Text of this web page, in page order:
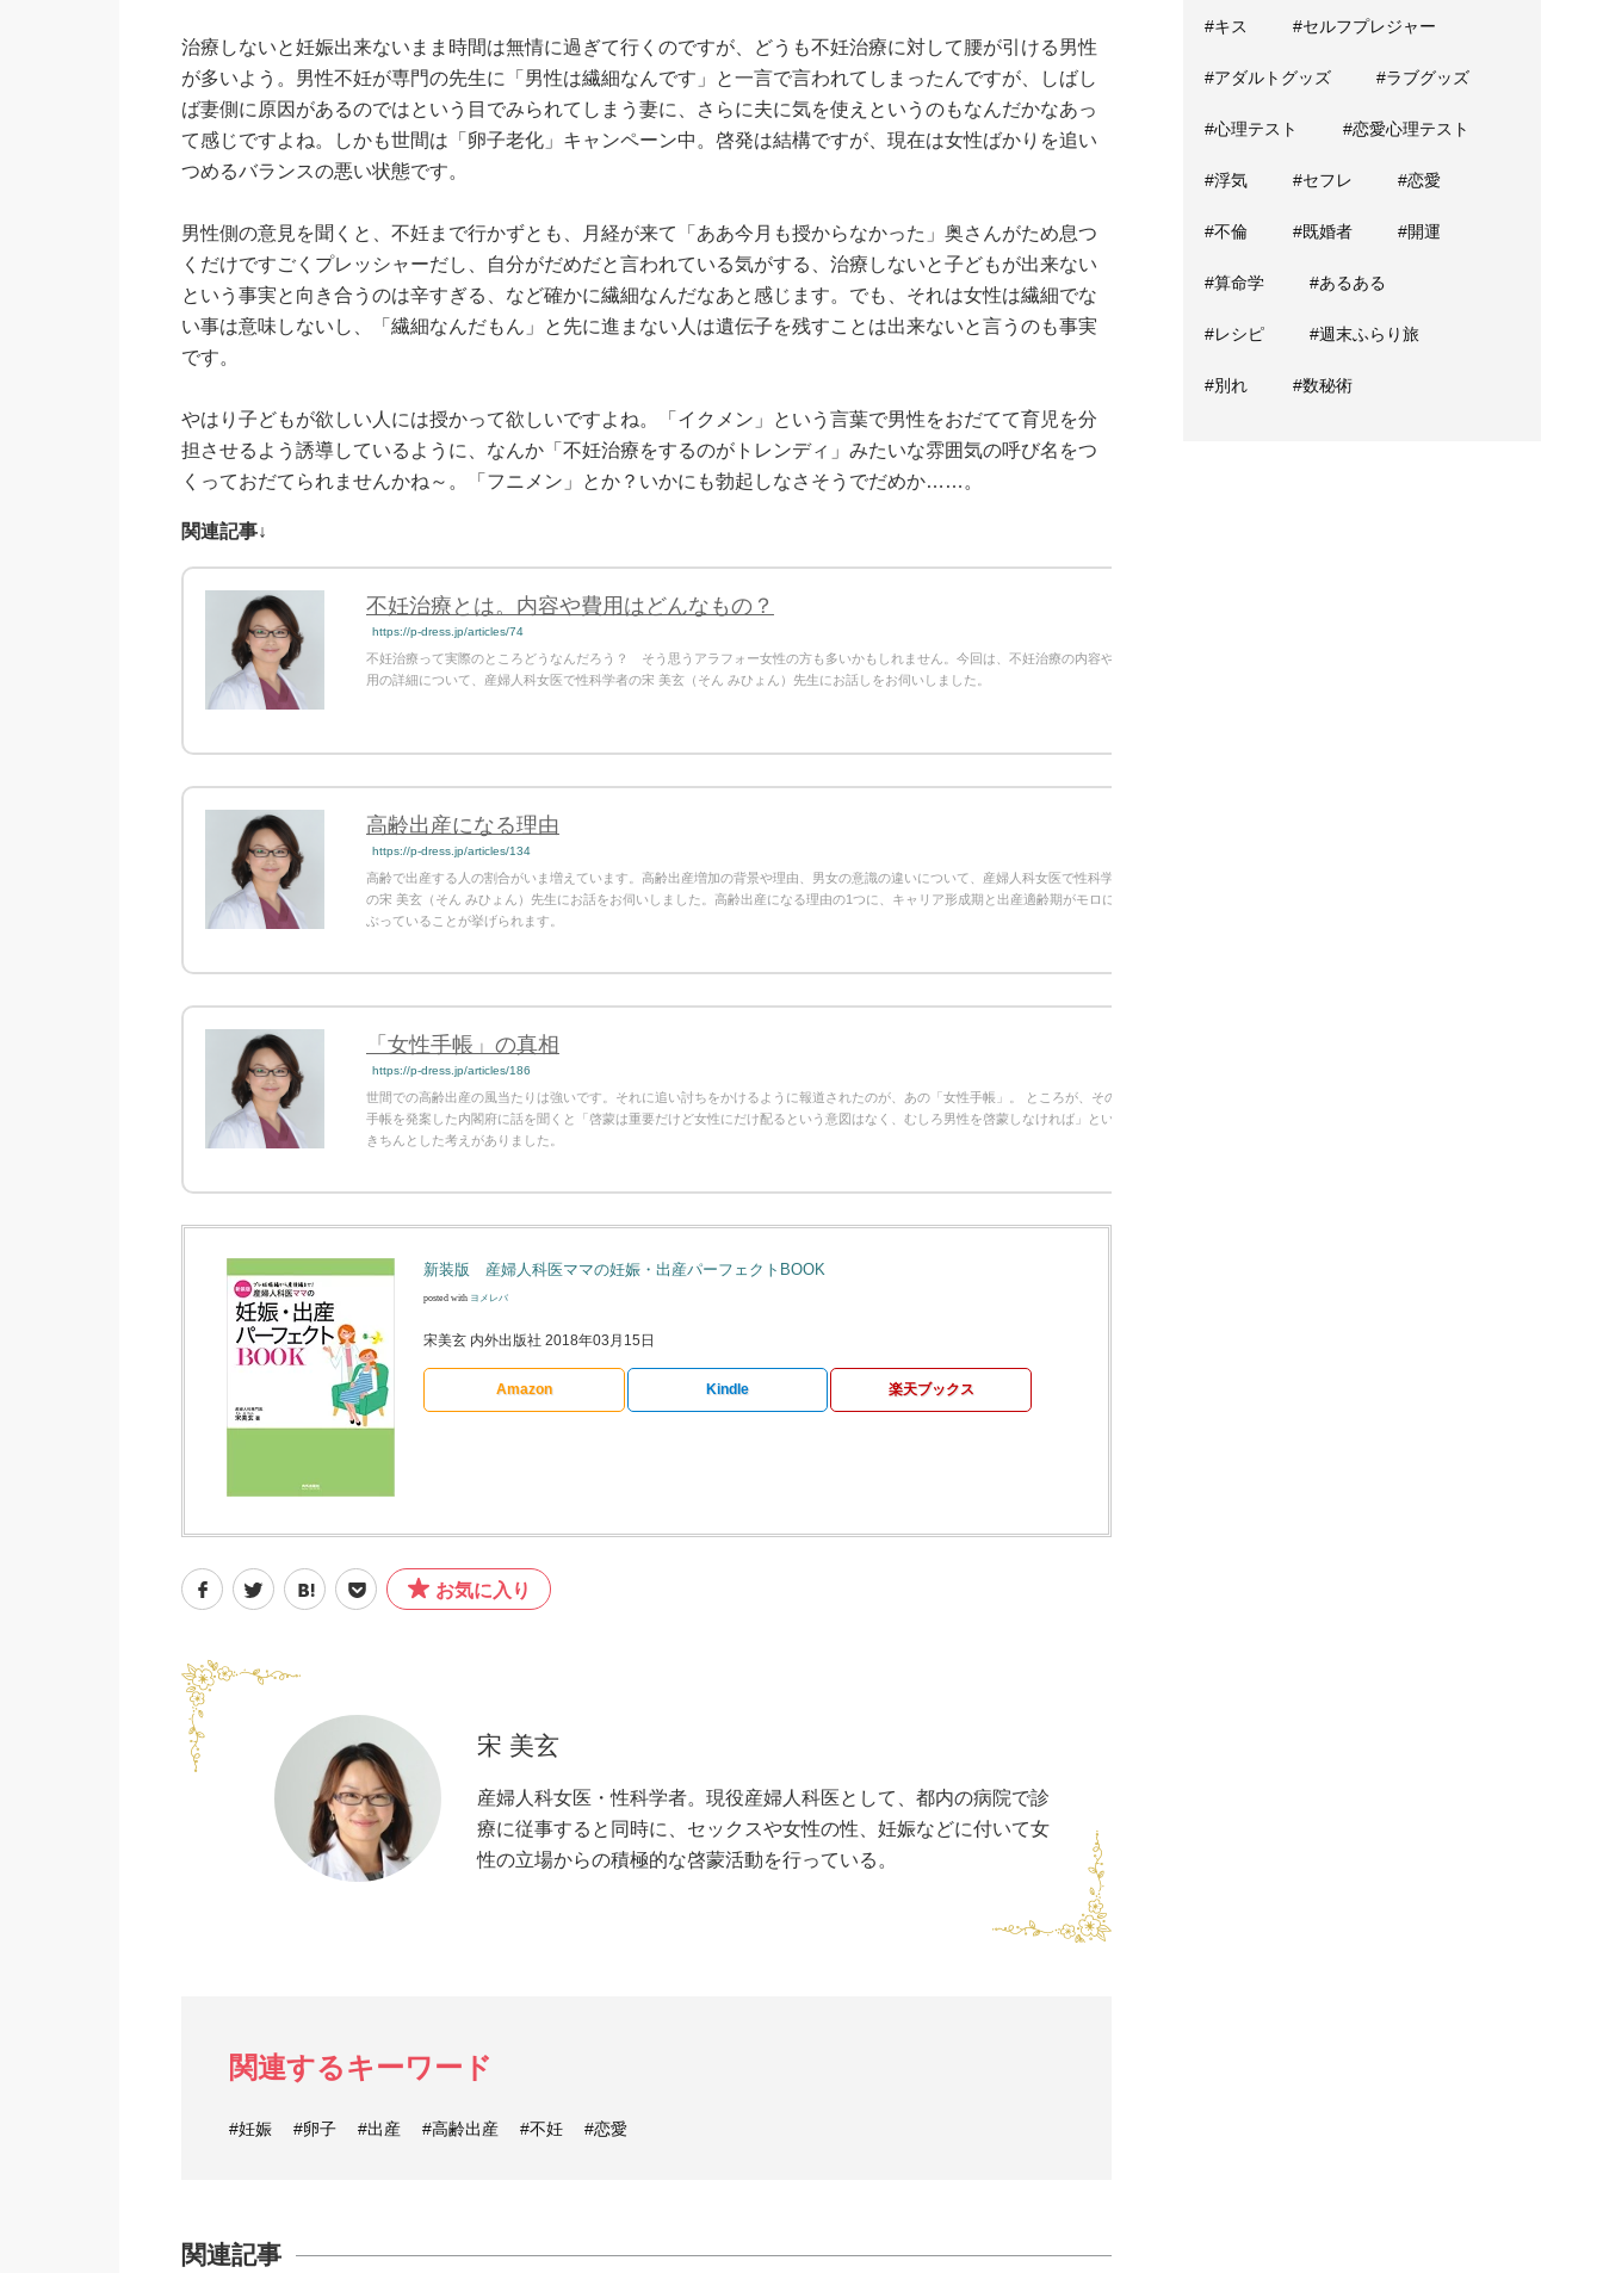
治療しないと妊娠出来ないまま時間は無情に過ぎて行くのですが、どうも不妊治療に対して腰が引ける男性
が多いよう。男性不妊が専門の先生に「男性は繊細なんです」と一言で言われてしまったんですが、しばし
ば妻側に原因があるのではという目でみられてしまう妻に、さらに夫に気を使えというのもなんだかなあっ
て感じですよね。しかも世間は「卵子老化」キャンペーン中。啓発は結構ですが、現在は女性ばかりを追い
つめるバランスの悪い状態です。
男性側の意見を聞くと、不妊まで行かずとも、月経が来て「ああ今月も授からなかった」奥さんがため息つ
くだけですごくプレッシャーだし、自分がだめだと言われている気がする、治療しないと子どもが出来ない
という事実と向き合うのは辛すぎる、など確かに繊細なんだなあと感じます。でも、それは女性は繊細でな
い事は意味しないし、「繊細なんだもん」と先に進まない人は遺伝子を残すことは出来ないと言うのも事実
です。
やはり子どもが欲しい人には授かって欲しいですよね。「イクメン」という言葉で男性をおだてて育児を分
担させるよう誘導しているように、なんか「不妊治療をするのがトレンディ」みたいな雰囲気の呼び名をつ
くっておだてられませんかね～。「フニメン」とか？いかにも勃起しなさそうでだめか……。
関連記事↓
不妊治療とは。内容や費用はどんなもの？
https://p-dress.jp/articles/74
不妊治療って実際のところどうなんだろう？ そう思うアラフォー女性の方も多いかもしれません。今回は、不妊治療の内容や費
用の詳細について、産婦人科女医で性科学者の宋 美玄（そん みひょん）先生にお話しをお伺いしました。
高齢出産になる理由
https://p-dress.jp/articles/134
高齢で出産する人の割合がいま増えています。高齢出産増加の背景や理由、男女の意識の違いについて、産婦人科女医で性科学者
の宋 美玄（そん みひょん）先生にお話をお伺いしました。高齢出産になる理由の1つに、キャリア形成期と出産適齢期がモロにか
ぶっていることが挙げられます。
「女性手帳」の真相
https://p-dress.jp/articles/186
世間での高齢出産の風当たりは強いです。それに追い討ちをかけるように報道されたのが、あの「女性手帳」。 ところが、その
手帳を発案した内閣府に話を聞くと「啓蒙は重要だけど女性にだけ配るという意図はなく、むしろ男性を啓蒙しなければ」という
きちんとした考えがありました。
新装版 産婦人科医ママの妊娠・出産パーフェクトBOOK
posted with ヨメレバ
宋美玄 内外出版社 2018年03月15日
Amazon Kindle 楽天ブックス
お気に入り
宋 美玄
産婦人科女医・性科学者。現役産婦人科医として、都内の病院で診
療に従事すると同時に、セックスや女性の性、妊娠などに付いて女
性の立場からの積極的な啓蒙活動を行っている。
関連するキーワード
#妊娠 #卵子 #出産 #高齢出産 #不妊 #恋愛
関連記事
#キス #セルフプレジャー
#アダルトグッズ #ラブグッズ
#心理テスト #恋愛心理テスト
#浮気 #セフレ #恋愛
#不倫 #既婚者 #開運
#算命学 #あるある
#レシピ #週末ふらり旅
#別れ #数秘術